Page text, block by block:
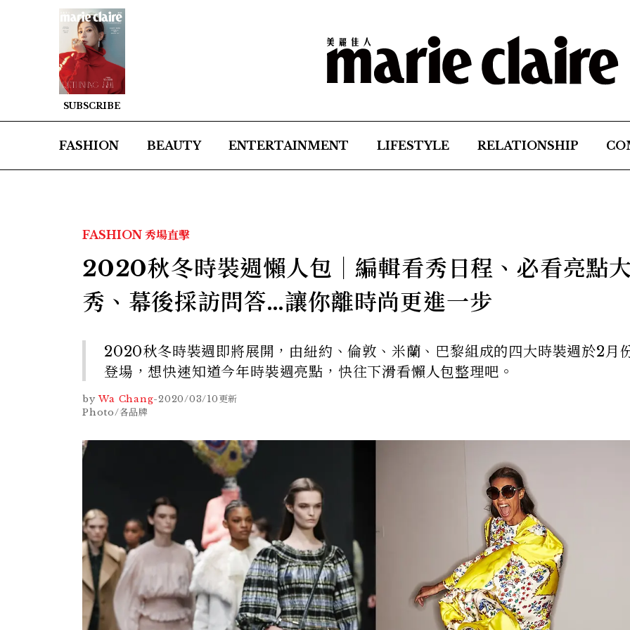
SUBSCRIBE
FASHION BEAUTY ENTERTAINMENT LIFESTYLE RELATIONSHIP
FASHION 秀場直擊
2020秋冬時裝週懶人包｜編輯看秀日程、必看亮點
秀、幕後採訪問答…讓你離時尚更進一步
2020秋冬時裝週即將展開，由紐約、倫敦、米蘭、巴黎組成的四大時裝週於2月
登場，想快速知道今年時裝週亮點，快往下滑看懶人包整理吧。
by Wa Chang-2020/03/10更新
Photo/各品牌